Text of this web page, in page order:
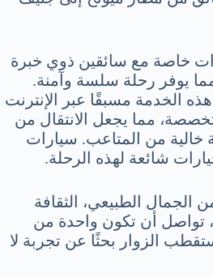
خاصة مع سائقين ذوي خبرة
يوفر رحلة سلسة وآمنة.
الخدمة مسبقًا عبر الإنترنت
مما يجعل الانتقال من
خالية من المتاعب. سيارات
شائعة لهذه الرحلة.
الجمال الطبيعي، الثقافة
تواصل أن تكون واحدة من
الزوار بحثًا عن تجربة لا